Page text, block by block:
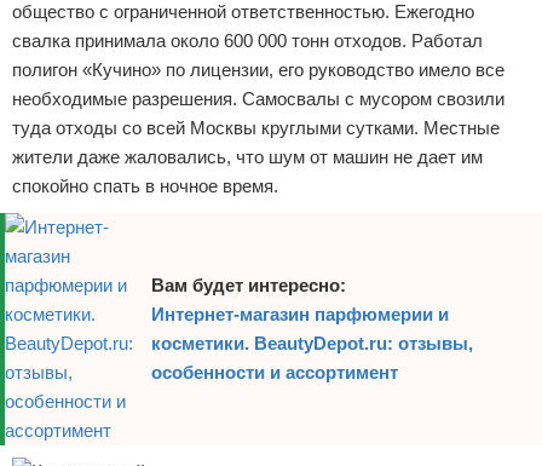
общество с ограниченной ответственностью. Ежегодно
свалка принимала около 600 000 тонн отходов. Работал
полигон «Кучино» по лицензии, его руководство имело все
необходимые разрешения. Самосвалы с мусором свозили
туда отходы со всей Москвы круглыми сутками. Местные
жители даже жаловались, что шум от машин не дает им
спокойно спать в ночное время.
Вам будет интересно:
Интернет-магазин парфюмерии и
косметики. BeautyDepot.ru: отзывы,
особенности и ассортимент